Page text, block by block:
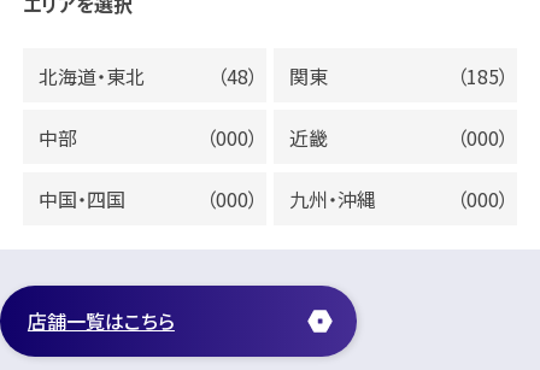
北海道・東北 （48） 関東 （185）
中部 （000） 近畿 （000）
中国・四国 （000） 九州・沖縄 （000）
店舗一覧はこちら